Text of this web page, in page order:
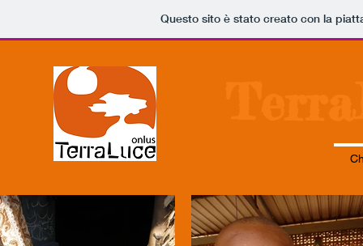
Questo sito è stato creato con la